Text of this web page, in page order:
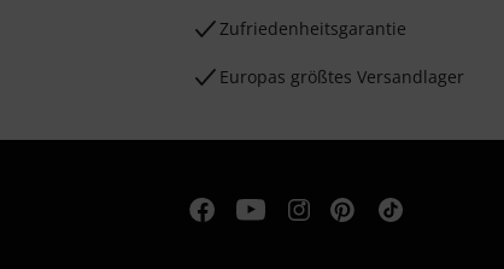
Zufriedenheitsgarantie
Europas größtes Versandlager